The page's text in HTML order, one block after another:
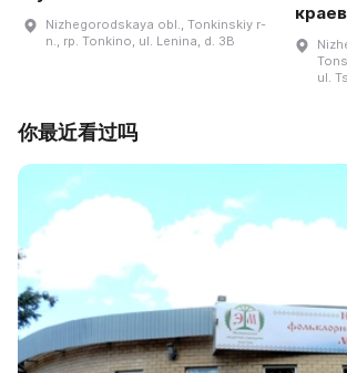
Nizhegorodskaya obl., Tonkinskiy r-
n., rp. Tonkino, ul. Lenina, d. 3B
ul.
你最近看过吗